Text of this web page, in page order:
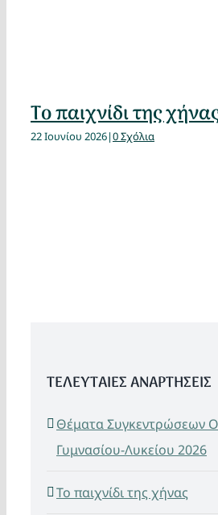
Το παιχνίδι της
22 Ιουνίου 2026|0 Σχόλια
ΤΕΛΕΥΤΑΙΕΣ ΑΝΑΡΤΗΣΕΙΣ
Θέματα Συγκεντρώσεων
Γυμνασίου-Λυκείου 2026
Το παιχνίδι της χήνας